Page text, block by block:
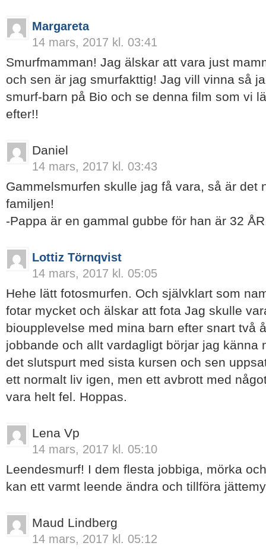
Margareta
14 mars, 2017 kl. 03:41
Smurfmamman! Jag älskar att vara just
och sen är jag smurfakttig! Jag vill vinna så
smurf-barn på Bio och se denna film som vi
efter!!
Daniel
14 mars, 2017 kl. 03:43
Gammelsmurfen skulle jag få vara, så är det
familjen!
-Pappa är en gammal gubbe för han är 32
Lottiz Törnqvist
14 mars, 2017 kl. 05:05
Hehe lätt fotosmurfen. Och självklart som
fotar mycket och älskar att fota Jag skulle
bioupplevelse med mina barn efter snart två
jobbande och allt vardagligt börjar jag känna
det slutspurt med sista kursen och sen
ett normalt liv igen, men ett avbrott med
vara helt fel. Hoppas.
Lena Vp
14 mars, 2017 kl. 05:10
Leendesmurf! I dem flesta jobbiga, mörka
kan ett varmt leende ändra och tillföra
Maud Lindberg
14 mars, 2017 kl. 05:12